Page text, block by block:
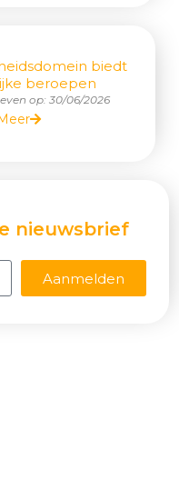
biedt
beroepen
op:30/06/2026
nieuwsbrief
Aanmelden